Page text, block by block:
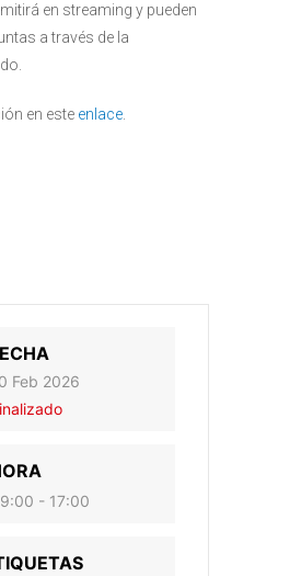
en streaming y pueden
a través de la
en este enlace.
Feb 2026
- 17:00